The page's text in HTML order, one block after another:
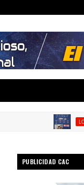
LOCAL
PUBLICIDAD CAC